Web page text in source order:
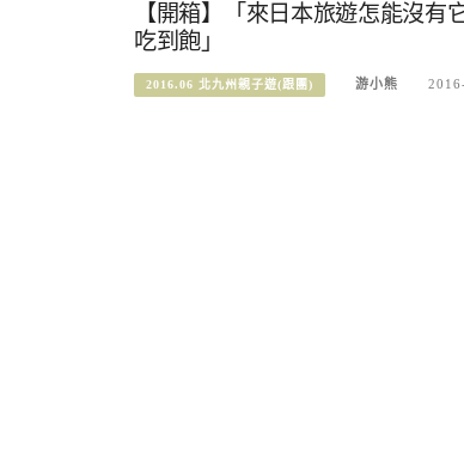
【開箱】「來日本旅遊怎能沒有
吃到飽」
2016.06 北九州親子遊(跟團) 游小熊